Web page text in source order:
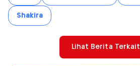
Shakira
Lihat Berita Terkait